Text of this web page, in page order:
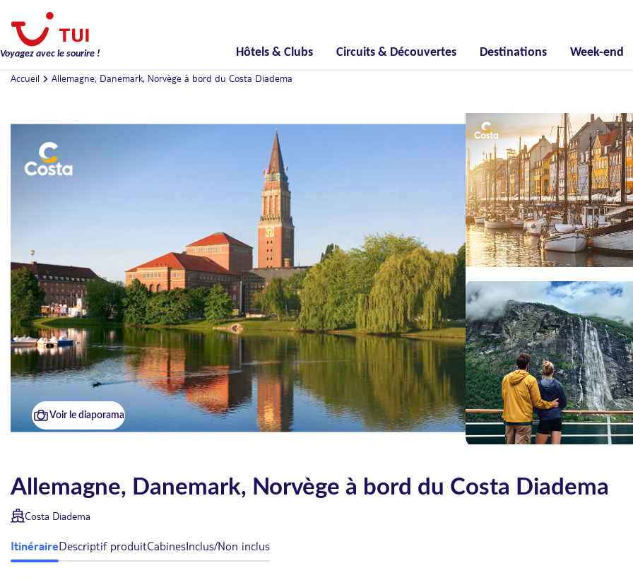
Voyagez avec le sourire ! Hôtels & Clubs Circuits & Découvertes Destinations Week-end
Accueil Allemagne, Danemark, Norvège à bord du Costa Diadema
Voir le diaporama
Allemagne, Danemark, Norvège à bord du Costa Diadema
Costa Diadema
ItinéraireDescriptif produitCabinesInclus/Non inclus